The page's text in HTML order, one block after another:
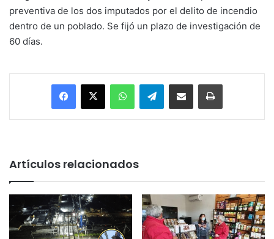
preventiva de los dos imputados por el delito de incendio
dentro de un poblado. Se fijó un plazo de investigación de
60 días.
Facebook
X WhatsAppTelegramEnviar vía email Imprimir
Artículos relacionados